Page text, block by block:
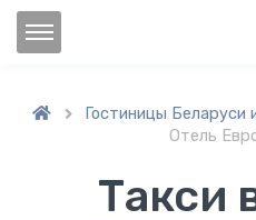
 Гостиницы Беларуси
Отель
Такси